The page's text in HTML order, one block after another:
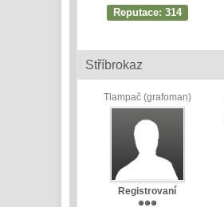
Reputace: 314
Stříbrokaz
Tlampač (grafoman)
Registrovaní